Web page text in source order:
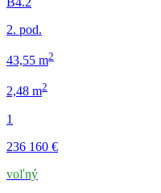
2. pod.
43,55 m2
2,48 m2
1
236 160 €
voľný